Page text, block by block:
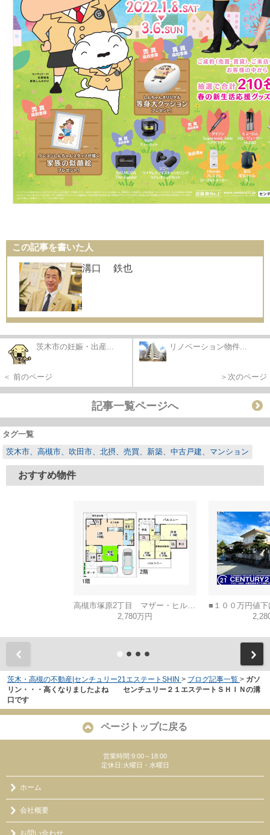
この記事を書いた人
溝口 鉄也
茨木市の妊娠・出産...
＜ 前のページ
リノベーション物件...
＞次のページ
記事一覧ページへ
タグ一覧
茨木市、高槻市、吹田市、北摂、売買、新築、中古戸建、マンション
おすすめ物件
2,780万円
茨木・高槻の不動産|センチュリー21エステートSHIN > ブログ記事一覧 > ガソ
リン・・・高くなりましたよね センチュリー２１エステートＳＨＩＮの溝
口です
ページトップに戻る
営業時間:9:00～18:00
定休日:火曜日・水曜日
ホーム
会社概要
お問い合わせ